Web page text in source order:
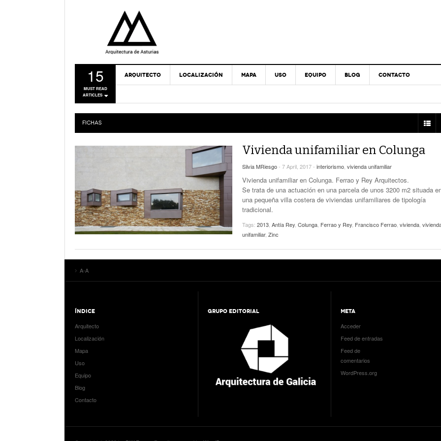
15
MUST READ
ARTICLES
ARQUITECTO LOCALIZACIÓN MAPA USO EQUIPO BLOG CONTACTO
FICHAS
Vivienda unifamiliar en Colunga
Silvia MRiesgo- 7 April, 2017 - interiorismo vivienda unifamiliar
Vivienda unifamiliar en Colunga. Ferrao y Rey Arquitectos.
Se trata de una actuación en una parcela de unos 3200 m2 situada
una pequeña villa costera de viviendas unifamiliares de tipología
tradicional.
Tags: 2013 Antía Rey Colunga Ferrao y Rey Francisco Ferrao vivienda
unifamiliar, Zinc
A-A
ÍNDICE
Arquitecto
Localización
Mapa
Uso
Equipo
Blog
Contacto
GRUPO EDITORIAL META
Acceder
Feed de entradas
Feed de
comentarios
WordPress.org